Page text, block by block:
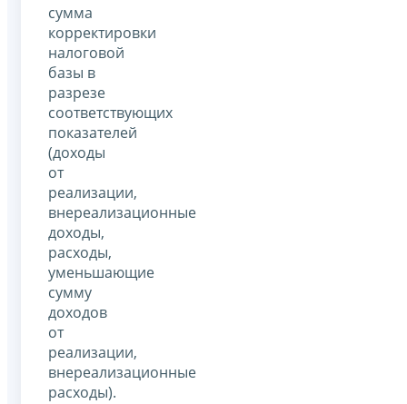
сумма
корректировки
налоговой
базы в
разрезе
соответствующих
показателей
(доходы
от
реализации,
внереализационные
доходы,
расходы,
уменьшающие
сумму
доходов
от
реализации,
внереализационные
расходы).